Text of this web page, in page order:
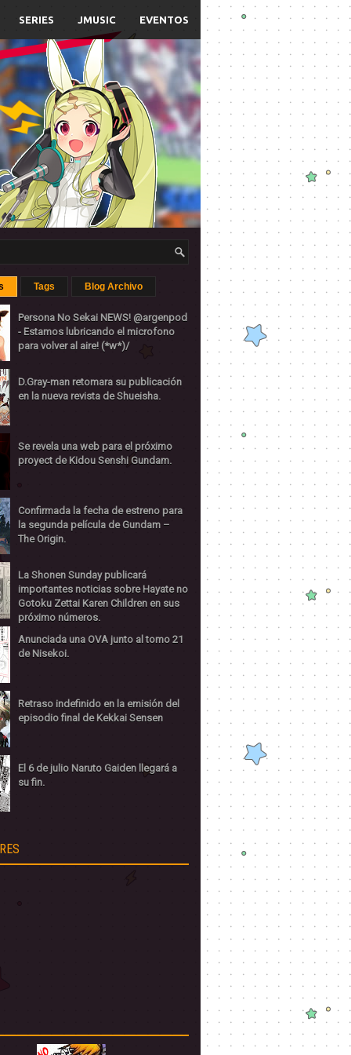
SERIES JMUSIC EVENTOS
Tags Blog Archivo
Persona No Sekai NEWS! @argenpod
- Estamos lubricando el microfono
para volver al aire! (*w*)/
D.Gray-man retomara su publicación
en la nueva revista de Shueisha.
Se revela una web para el próximo
proyect de Kidou Senshi Gundam.
Confirmada la fecha de estreno para
la segunda película de Gundam –
The Origin.
La Shonen Sunday publicará
importantes noticias sobre Hayate no
Gotoku Zettai Karen Children en sus
próximo números.
Anunciada una OVA junto al tomo 21
de Nisekoi.
Retraso indefinido en la emisión del
episodio final de Kekkai Sensen
El 6 de julio Naruto Gaiden llegará a
su fin.